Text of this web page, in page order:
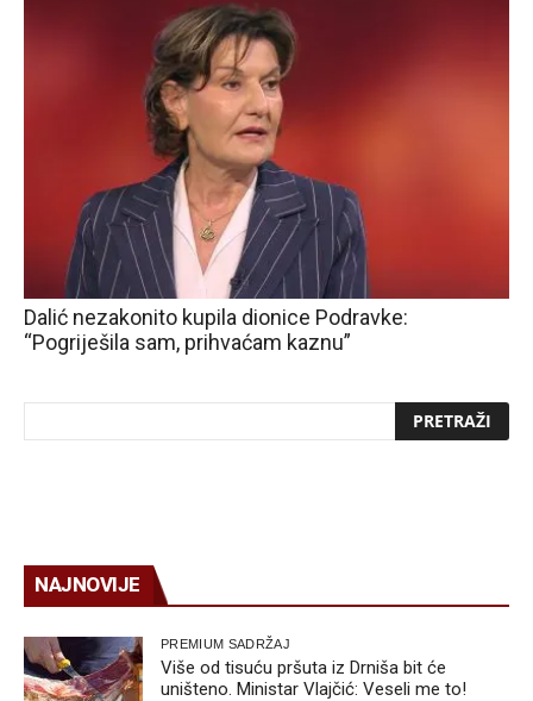
Dalić nezakonito kupila dionice Podravke:
“Pogriješila sam, prihvaćam kaznu”
NAJNOVIJE
PREMIUM SADRŽAJ
Više od tisuću pršuta iz Drniša bit će
uništeno. Ministar Vlajčić: Veseli me to!